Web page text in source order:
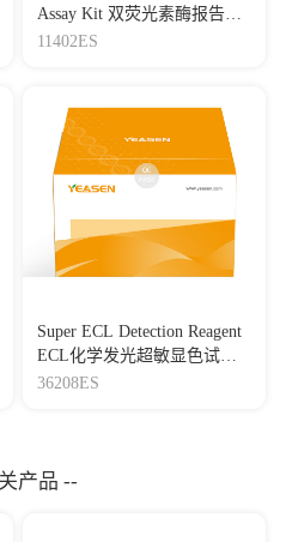
Assay Kit 双荧光素酶报告基
因检测试剂盒
11402ES
Super ECL Detection Reagent
ECL化学发光超敏显色试剂
盒
36208ES
产品 --